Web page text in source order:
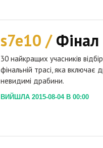
s7e10 /
30 найкращих учасників
фінальній трасі, яка включає
невидимі драбини.
ВИЙШЛА 2015-08-04 В 00:00